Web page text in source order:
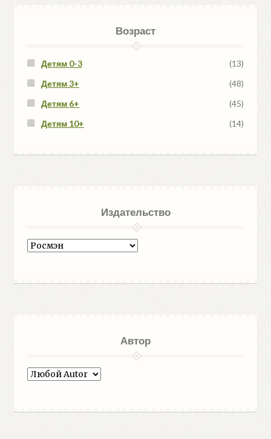
Возраст
Детям 0-3
(13)
Детям 3+
(48)
Детям 6+
(45)
Детям 10+
(14)
Издательство
Автор